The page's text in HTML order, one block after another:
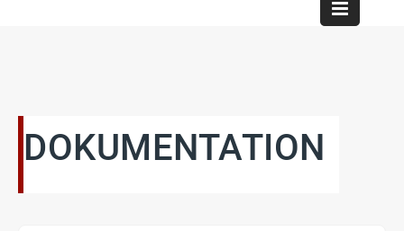
DOKUMENTATION